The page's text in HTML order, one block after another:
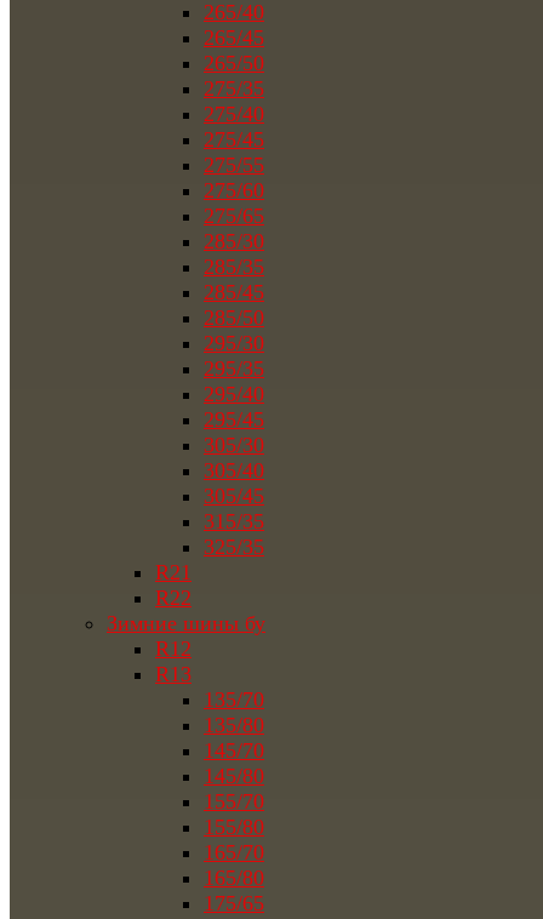
265/40
265/45
265/50
275/35
275/40
275/45
275/55
275/60
275/65
285/30
285/35
285/45
285/50
295/30
295/35
295/40
295/45
305/30
305/40
305/45
315/35
325/35
R21
R22
Зимние шины бу
R12
R13
135/70
135/80
145/70
145/80
155/70
155/80
165/70
165/80
175/65